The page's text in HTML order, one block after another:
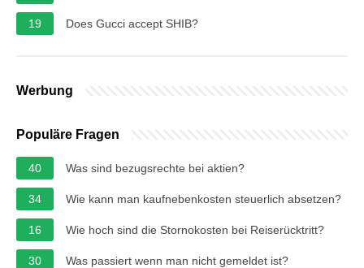
19 Does Gucci accept SHIB?
Werbung
Populäre Fragen
40 Was sind bezugsrechte bei aktien?
34 Wie kann man kaufnebenkosten steuerlich absetzen?
16 Wie hoch sind die Stornokosten bei Reiserücktritt?
30 Was passiert wenn man nicht gemeldet ist?